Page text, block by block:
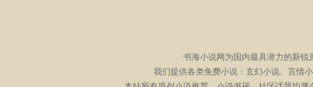
书海小说网为国内最具潜力的新
我们提供各类免费小说：玄幻小说、言情